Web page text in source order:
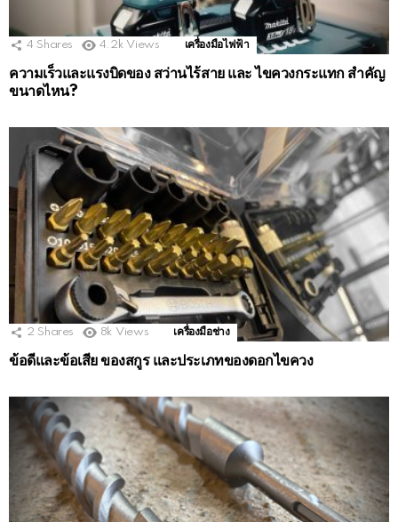
4 Shares 4.2k Views เครื่องมือไฟฟ้า
ความเร็วและแรงบิดของ สว่านไร้สาย และ ไขควงกระแทก สำคัญ
ขนาดไหน?
2 Shares 8k Views เครื่องมือช่าง
ข้อดีและข้อเสีย ของสกูร และประเภทของดอกไขควง